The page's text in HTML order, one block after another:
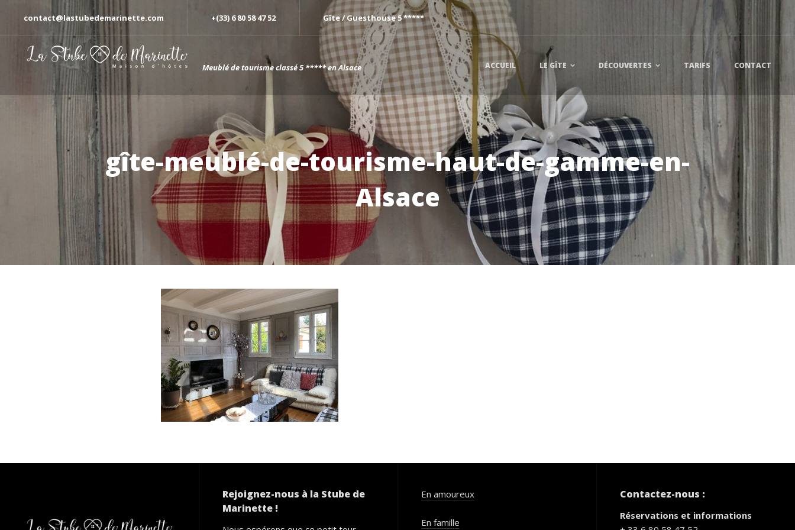
contact@lastubedemarinette.com +(33) 6 80 58 47 52 Gîte / Guesthouse 5 *****
Meublé de tourisme classé 5 ***** en Alsace ACCUEIL LE GÎTE DÉCOUVERTES TARIFS CONTACT
gîte-meublé-de-tourisme-haut-de-gamme-en-
Alsace
Rejoignez-nous à la Stube de
Marinette !
En amoureux
En famille
Contactez-nous :
Réservations et informations